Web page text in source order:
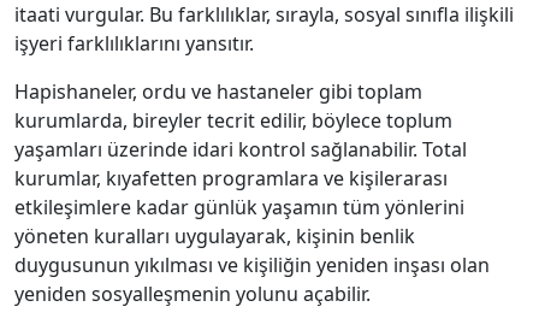
itaati vurgular. Bu farklılıklar, sırayla, sosyal sınıfla ilişkili
işyeri farklılıklarını yansıtır.
Hapishaneler, ordu ve hastaneler gibi toplam
kurumlarda, bireyler tecrit edilir, böylece toplum
yaşamları üzerinde idari kontrol sağlanabilir. Total
kurumlar, kıyafetten programlara ve kişilerarası
etkileşimlere kadar günlük yaşamın tüm yönlerini
yöneten kuralları uygulayarak, kişinin benlik
duygusunun yıkılması ve kişiliğin yeniden inşası olan
yeniden sosyalleşmenin yolunu açabilir.